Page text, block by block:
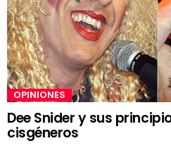
OPINIONES
Dee Snider y sus
cisgéneros